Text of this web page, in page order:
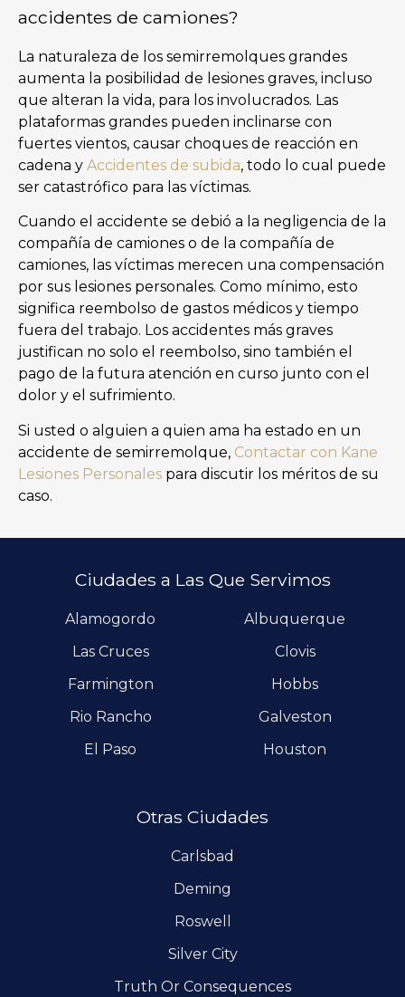
accidentes de camiones?
La naturaleza de los semirremolques grandes
aumenta la posibilidad de lesiones graves, incluso
que alteran la vida, para los involucrados. Las
plataformas grandes pueden inclinarse con
fuertes vientos, causar choques de reacción en
cadena y Accidentes de subida, todo lo cual puede
ser catastrófico para las víctimas.
Cuando el accidente se debió a la negligencia de la
compañía de camiones o de la compañía de
camiones, las víctimas merecen una compensación
por sus lesiones personales. Como mínimo, esto
significa reembolso de gastos médicos y tiempo
fuera del trabajo. Los accidentes más graves
justifican no solo el reembolso, sino también el
pago de la futura atención en curso junto con el
dolor y el sufrimiento.
Si usted o alguien a quien ama ha estado en un
accidente de semirremolque, Contactar con Kane
Lesiones Personales para discutir los méritos de su
caso.
Ciudades a Las Que Servimos
Alamogordo
Albuquerque
Las Cruces
Clovis
Farmington
Hobbs
Rio Rancho
Galveston
El Paso
Houston
Otras Ciudades
Carlsbad
Deming
Roswell
Silver City
Truth Or Consequences